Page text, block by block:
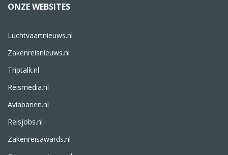
ONZE WEBSITES
Luchtvaartnieuws.nl
Zakenreisnieuws.nl
Triptalk.nl
Reismedia.nl
Aviabanen.nl
Reisjobs.nl
Zakenreisawards.nl